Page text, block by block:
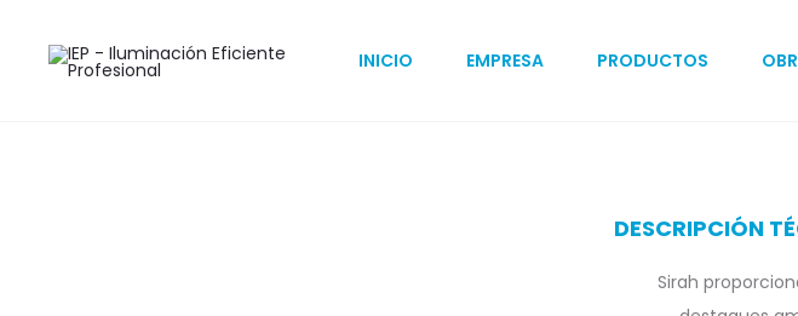
INICIO EMPRESA PRODUCTOS
Inicio Estacionamientos
DESCRIPCIÓN
Sirah